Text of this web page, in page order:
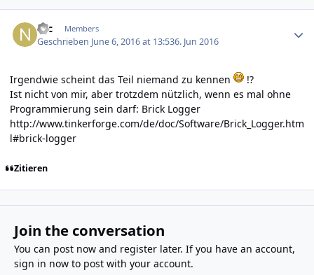
Nic Members
Geschrieben June 6, 2016 at 13:536. Jun 2016
Irgendwie scheint das Teil niemand zu kennen
!?
Ist nicht von mir, aber trotzdem nützlich, wenn es mal ohne
Programmierung sein darf: Brick Logger
http://www.tinkerforge.com/de/doc/Software/Brick_Logger.htm
l#brick-logger
Zitieren
Join the conversation
You can post now and register later. If you have an account,
sign in nowto post with your account.